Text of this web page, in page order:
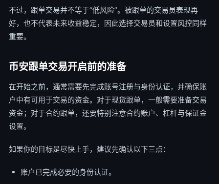
不过，跟单交易并不等于“低风险”。被跟单的交易员表现再
好，也不代表未来收益稳定，因此选择交易员和设置风控同样
重要。
币安跟单交易开启前的准备
在开始之前，通常需要先完成账号注册与身份认证，并确保账
户中有可用于交易的资金。对于现货跟单，一般需要准备交易
资金；对于合约跟单，还要特别注意合约账户、杠杆与保证金
设置。
如果你的目标是尽快上手，建议先确认以下三点：
账户已完成必要的身份认证。